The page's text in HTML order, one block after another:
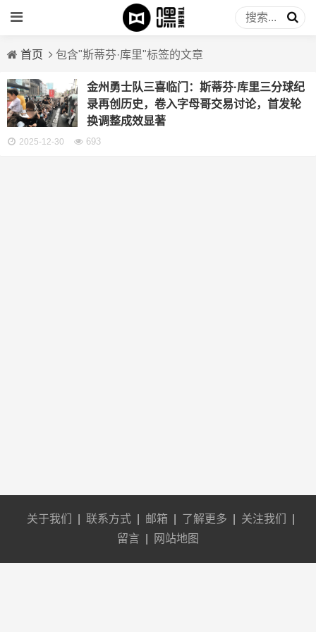
首页 包含"斯蒂芬·库里"标签的文章
金州勇士队三喜临门：斯蒂芬·库里三分球纪
录再创历史，卷入字母哥交易讨论，首发轮
换调整成效显著
2025-12-30 693
关于我们 联系方式 邮箱 了解更多 关注我们
留言
网站地图